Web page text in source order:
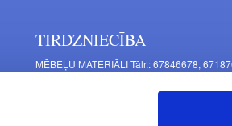
TIRDZNIECĪBA
MĒBEĻU MATERIĀLI Tālr.: 67846678,
Mašīnu iela 11, Rīga, LV-1063, Latvija
FURNITŪRA MĒBELĒM Tālr.: 67846682,